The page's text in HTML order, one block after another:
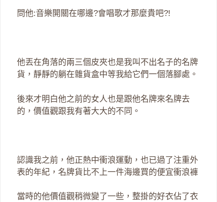
問他:音樂開關在哪邊?會唱歌才那麼貴吧?!
他丟在角落的兩三個皮夾也是我叫不出名子的名牌
貨，靜靜的躺在雜貨盒中等我給它們一個落腳處。
後來才明白他之前的女人也是跟他名牌來名牌去
的，價值觀跟我有著大大的不同。
認識我之前，他正熱中衝浪運動，也已過了注重外
表的年紀，名牌貨比不上一件海邊買的便宜衝浪褲
當時的他價值觀稍微變了一些，整掛的好衣佔了衣